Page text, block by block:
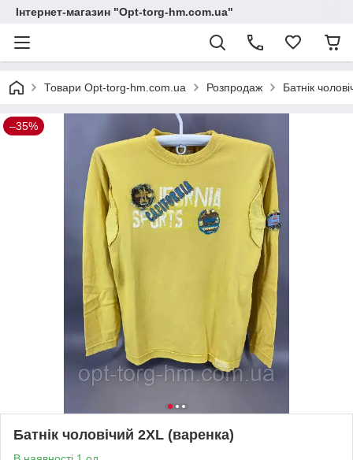
Інтернет-магазин "Opt-torg-hm.com.ua"
Товари Opt-torg-hm.com.ua Розпродаж Батнік
–35%
Батнік чоловічий 2XL (варенка)